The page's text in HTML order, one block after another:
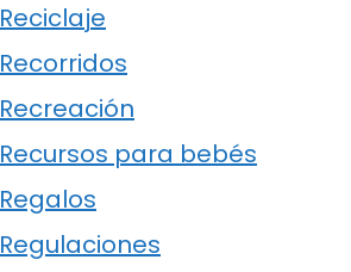
Reciclaje
Recorridos
Recreación
Recursos para bebés
Regalos
Regulaciones